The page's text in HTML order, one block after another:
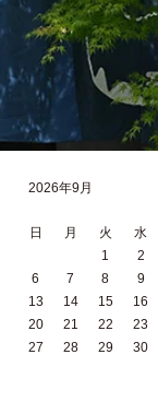
2026年9月
日 月 火 水
1
2
6
7 8 9
13
14 15 16
20
21 22 23
27
28 29 30